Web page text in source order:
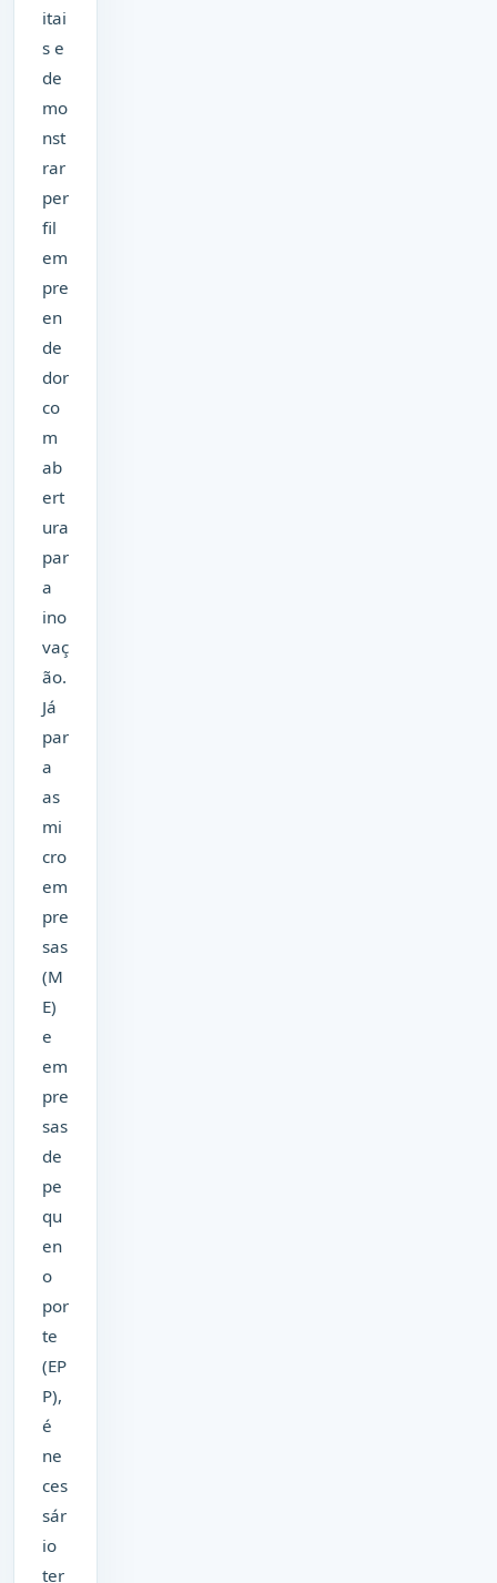
itai
s e
de
mo
nst
rar
per
fil
em
pre
en
de
dor
co
m
ab
ert
ura
par
a
ino
vaç
ão.
Já
par
a
as
mi
cro
em
pre
sas
(M
E)
e
em
pre
sas
de
pe
qu
en
o
por
te
(EP
P),
é
ne
ces
sár
io
ter